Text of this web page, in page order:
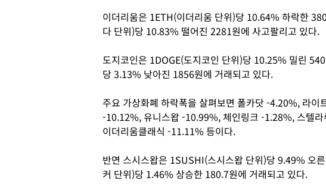
이더리움은 1ETH(이더리움 단위)당 10.64% 하락한
다 단위)당 10.83% 떨어진 2281원에 사고팔리고 있다.
도지코인은 1DOGE(도지코인 단위)당 10.25% 밀린
당 3.13% 낮아진 1856원에 거래되고 있다.
주요 가상화폐 하락폭을 살펴보면 폴카닷 -4.20%, 라이
-10.12%, 유니스왑 -10.99%, 체인링크 -1.28%, 스텔
이더리움클래식 -11.11% 등이다.
반면 스시스왑은 1SUSHI(스시스왑 단위)당 9.49% 오
커 단위)당 1.46% 상승한 180.7원에 거래되고 있다.